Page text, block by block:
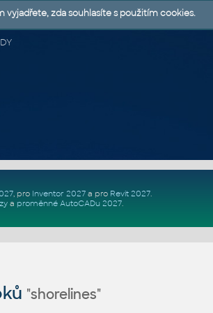
, pro Inventor 2027a pro Revit 2027.
a proměnné AutoCADu 2027.
"shorelines"
vyjadřete, zda souhlasíte s použitím cookies.